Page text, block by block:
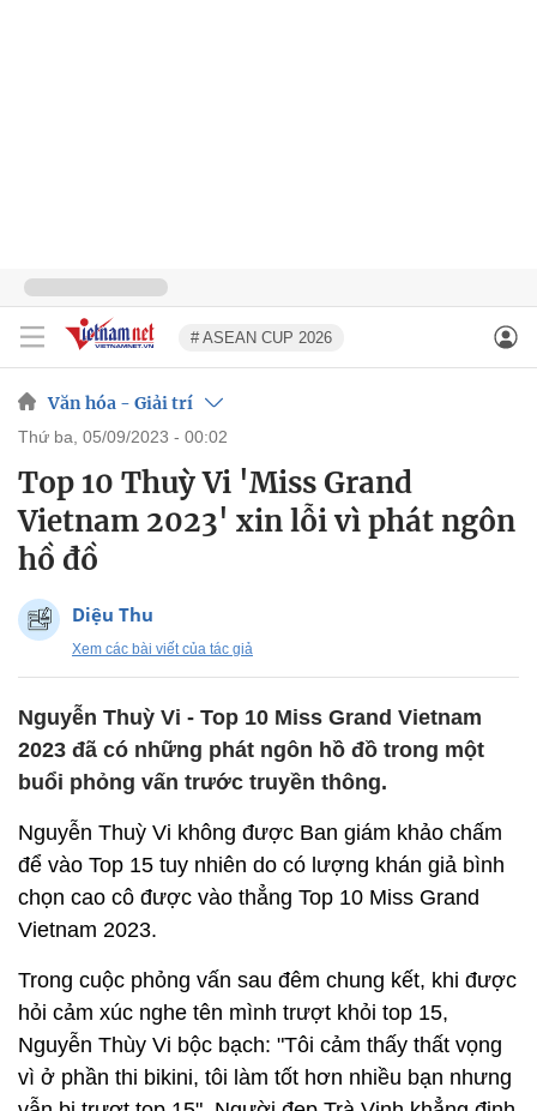
# ASEAN CUP 2026
Văn hóa - Giải trí
thứ ba, 05/09/2023 - 00:02
Top 10 Thuỳ Vi 'Miss Grand
Vietnam 2023' xin lỗi vì phát ngôn
hồ đồ
Diệu Thu
Xem các bài viết của tác giả
Nguyễn Thuỳ Vi - Top 10 Miss Grand Vietnam
2023 đã có những phát ngôn hồ đồ trong một
buổi phỏng vấn trước truyền thông.
Nguyễn Thuỳ Vi không được Ban giám khảo chấm
để vào Top 15 tuy nhiên do có lượng khán giả bình
chọn cao cô được vào thẳng Top 10 Miss Grand
Vietnam 2023.
Trong cuộc phỏng vấn sau đêm chung kết, khi được
hỏi cảm xúc nghe tên mình trượt khỏi top 15,
Nguyễn Thùy Vi bộc bạch: "Tôi cảm thấy thất vọng
vì ở phần thi bikini, tôi làm tốt hơn nhiều bạn nhưng